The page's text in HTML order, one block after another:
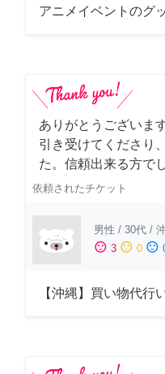
アニメイベントのグ
ありがとうございま
引き受けてくださり
た。信頼出来る方で
依頼されたチケット
男性 / 30代 /
sentiment_satisfied 3 sentiment_neutral 0 sentiment_dissatisfied
【沖縄】買い物代